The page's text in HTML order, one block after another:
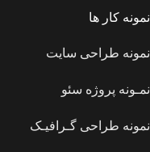
نمونه کار ها
نمونه طراحی سایت
نمـونه پروژه سئو
نمونه طراحی گـرافیـک